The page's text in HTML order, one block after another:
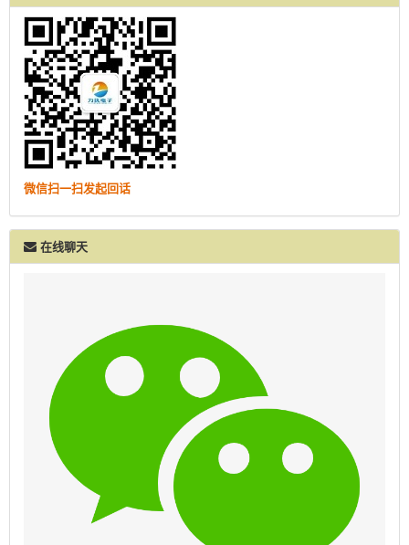
微信扫一扫发起回话
在线聊天